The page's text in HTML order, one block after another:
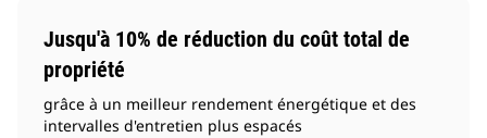
Jusqu'à 10% de réduction du coût total de
propriété
grâce à un meilleur rendement énergétique et des
intervalles d'entretien plus espacés